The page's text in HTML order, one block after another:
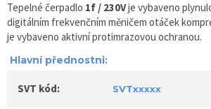
Tepelné čerpadlo 1f / 230Vje vybaveno
digitálním frekvenčním měničem otáček
je vybaveno aktivní protimrazovou ochranou.
Hlavní přednostni:
SVT kód: SVTxxxxx